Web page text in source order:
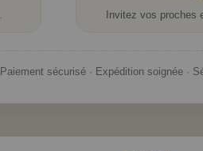
Invitez vos proches
Paiement sécurisé · Expédition soignée ·